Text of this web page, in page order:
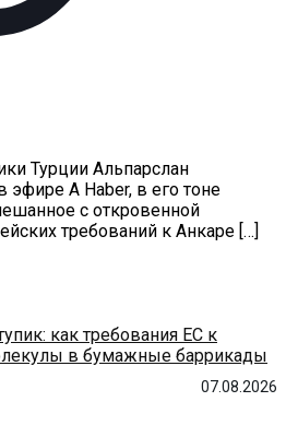
07.08.2026
как требования ЕС к
в бумажные баррикады
Турции Альпарслан
эфире A Haber, в его тоне
с откровенной
требований к Анкаре […]